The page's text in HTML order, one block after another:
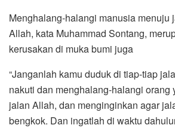
Menghalang-halangi manusia menuju
Allah, kata Muhammad Sontang,
kerusakan di muka bumi juga
“Janganlah kamu duduk di tiap-tiap
nakuti dan menghalang-halangi orang
jalan Allah, dan menginginkan agar
bengkok. Dan ingatlah di waktu